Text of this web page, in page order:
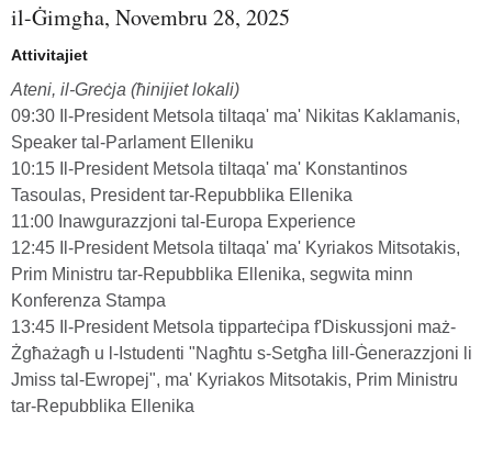
il-Ġimgħa, Novembru 28, 2025
Attivitajiet
Ateni, il-Greċja (ħinijiet lokali)
09:30 Il-President Metsola tiltaqa' ma' Nikitas Kaklamanis,
Speaker tal-Parlament Elleniku
10:15 Il-President Metsola tiltaqa' ma' Konstantinos
Tasoulas, President tar-Repubblika Ellenika
11:00 Inawgurazzjoni tal-Europa Experience
12:45 Il-President Metsola tiltaqa' ma' Kyriakos Mitsotakis,
Prim Ministru tar-Repubblika Ellenika, segwita minn
Konferenza Stampa
13:45 Il-President Metsola tipparteċipa f'Diskussjoni maż-
Żgħażagħ u l-Istudenti "Nagħtu s-Setgħa lill-Ġenerazzjoni li
Jmiss tal-Ewropej", ma' Kyriakos Mitsotakis, Prim Ministru
tar-Repubblika Ellenika